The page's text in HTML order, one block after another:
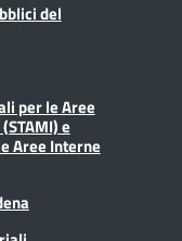
del
per le Aree
e
Aree Interne